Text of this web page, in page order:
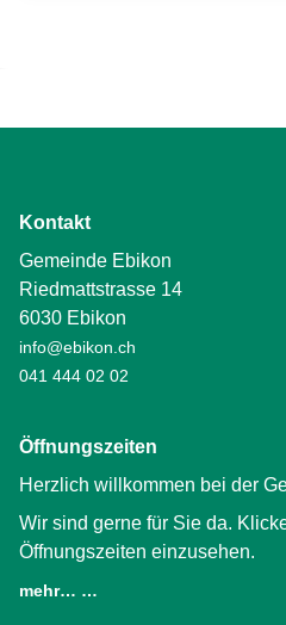
Kontakt
Gemeinde Ebikon
Riedmattstrasse 14
6030 Ebikon
info@ebikon.ch
041 444 02 02
Öffnungszeiten
Herzlich willkommen bei der
Wir sind gerne für Sie da.
Öffnungszeiten einzusehen.
mehr… …